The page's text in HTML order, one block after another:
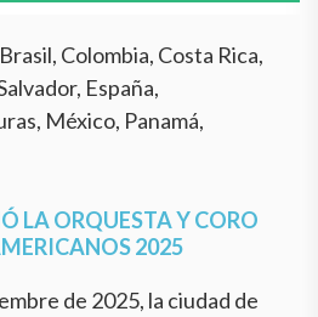
Colombia, Costa Rica,
España,
México, Panamá,
LA ORQUESTA Y CORO
2025
de 2025, la ciudad de